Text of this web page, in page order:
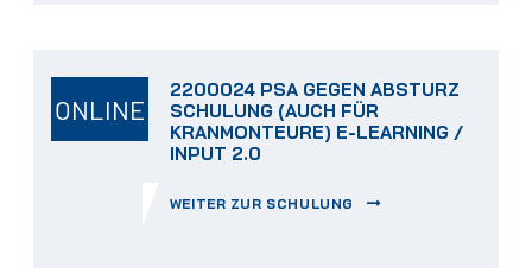
ONLINE
2200024 PSA GEGEN ABSTURZ
SCHULUNG (AUCH FÜR
KRANMONTEURE) E-LEARNING /
INPUT 2.0
WEITER ZUR SCHULUNG